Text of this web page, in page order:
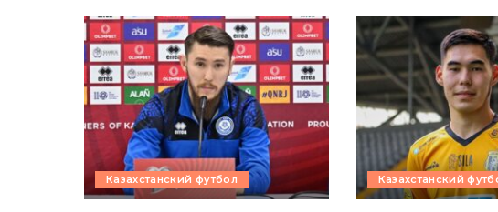
Казахстанский футбол Казахстанский